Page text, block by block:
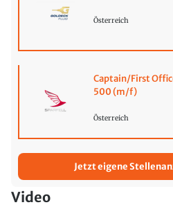
Österreich
Captain/First
500 (m/f)
Österreich
Jetzt eigene
Video